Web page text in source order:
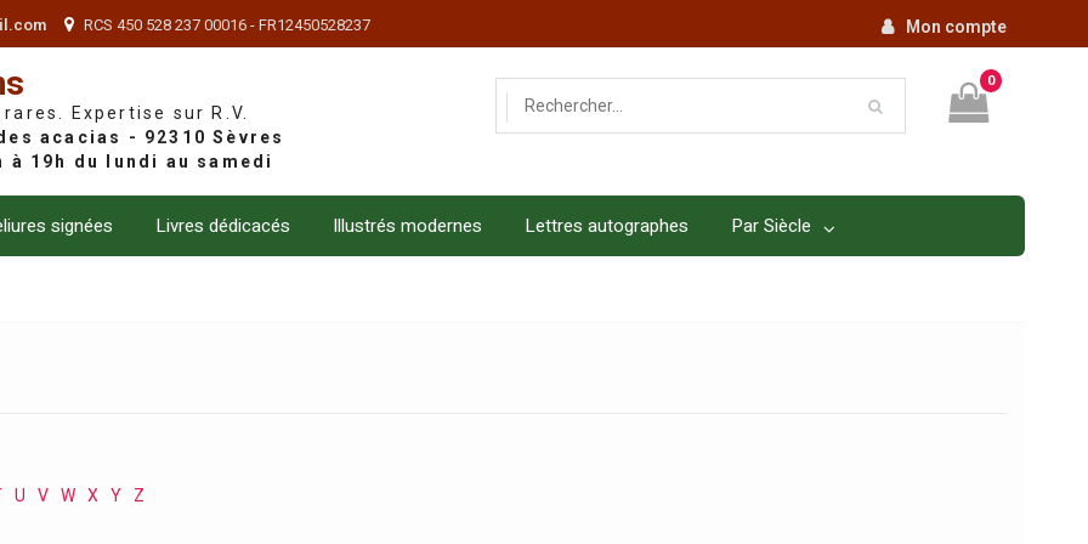
RCS 450 528 237 00016 - FR12450528237 Mon compte
Expertise sur R.V.
0
signées Livres dédicacés Illustrés modernes Lettres autographes Par Siècle
U V W X Y Z